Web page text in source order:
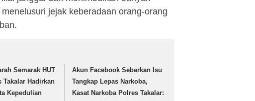
jejak keberadaan orang-orang
Semarak HUT
Takalar Hadirkan
Kepedulian
Akun Facebook Sebarkan Isu
Tangkap Lepas Narkoba,
Kasat Narkoba Polres Takalar: